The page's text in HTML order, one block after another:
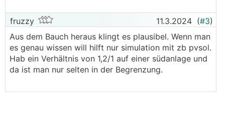
fruzzy 11.3.2024 (#3)
Aus dem Bauch heraus klingt es plausibel. Wenn man
es genau wissen will hilft nur simulation mit zb pvsol.
Hab ein Verhältnis von 1,2/1 auf einer südanlage und
da ist man nur selten in der Begrenzung.